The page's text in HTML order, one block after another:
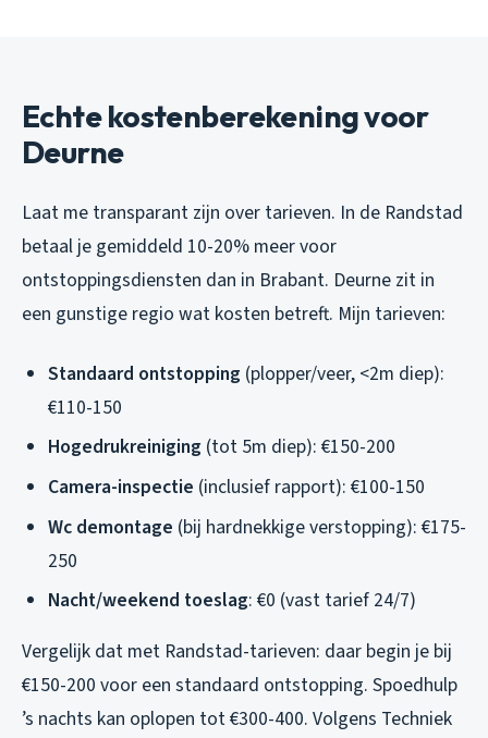
Echte kostenberekening voor
Deurne
Laat me transparant zijn over tarieven. In de Randstad
betaal je gemiddeld 10-20% meer voor
ontstoppingsdiensten dan in Brabant. Deurne zit in
een gunstige regio wat kosten betreft. Mijn tarieven:
Standaard ontstopping (plopper/veer, <2m diep):
€110-150
Hogedrukreiniging (tot 5m diep): €150-200
Camera-inspectie (inclusief rapport): €100-150
Wc demontage (bij hardnekkige verstopping): €175-
250
Nacht/weekend toeslag: €0 (vast tarief 24/7)
Vergelijk dat met Randstad-tarieven: daar begin je bij
€150-200 voor een standaard ontstopping. Spoedhulp
’s nachts kan oplopen tot €300-400. Volgens Techniek